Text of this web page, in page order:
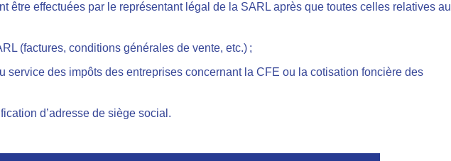
être effectuées par le représentant légal de la SARL après que toutes celles relatives au
(factures, conditions générales de vente, etc.) ;
service des impôts des entreprises concernant la CFE ou la cotisation foncière des
d’adresse de siège social.